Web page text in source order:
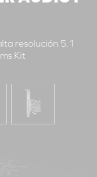
resolución 5.1
Kit